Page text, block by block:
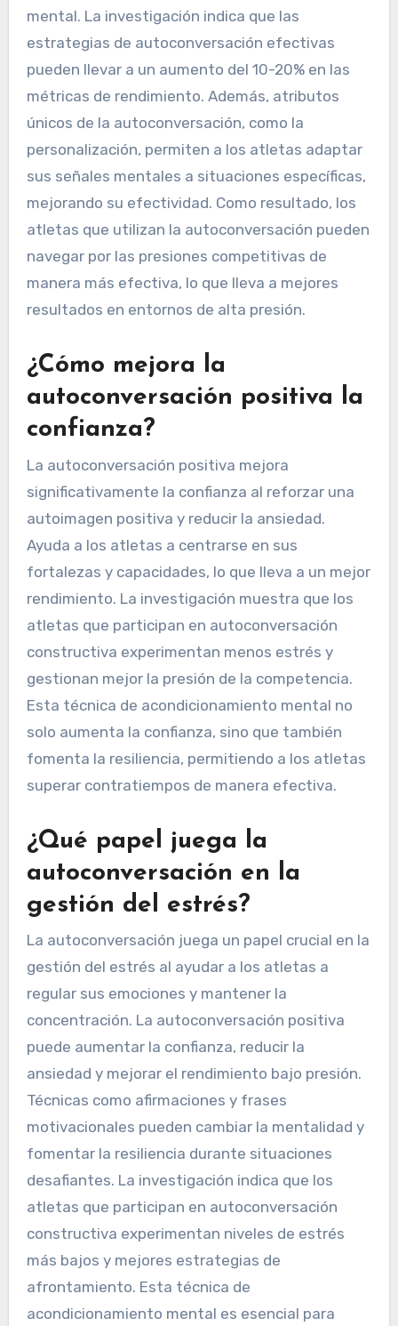
mental. La investigación indica que las
estrategias de autoconversación efectivas
pueden llevar a un aumento del 10-20% en las
métricas de rendimiento. Además, atributos
únicos de la autoconversación, como la
personalización, permiten a los atletas adaptar
sus señales mentales a situaciones específicas,
mejorando su efectividad. Como resultado, los
atletas que utilizan la autoconversación pueden
navegar por las presiones competitivas de
manera más efectiva, lo que lleva a mejores
resultados en entornos de alta presión.
¿Cómo mejora la
autoconversación positiva la
confianza?
La autoconversación positiva mejora
significativamente la confianza al reforzar una
autoimagen positiva y reducir la ansiedad.
Ayuda a los atletas a centrarse en sus
fortalezas y capacidades, lo que lleva a un mejor
rendimiento. La investigación muestra que los
atletas que participan en autoconversación
constructiva experimentan menos estrés y
gestionan mejor la presión de la competencia.
Esta técnica de acondicionamiento mental no
solo aumenta la confianza, sino que también
fomenta la resiliencia, permitiendo a los atletas
superar contratiempos de manera efectiva.
¿Qué papel juega la
autoconversación en la
gestión del estrés?
La autoconversación juega un papel crucial en la
gestión del estrés al ayudar a los atletas a
regular sus emociones y mantener la
concentración. La autoconversación positiva
puede aumentar la confianza, reducir la
ansiedad y mejorar el rendimiento bajo presión.
Técnicas como afirmaciones y frases
motivacionales pueden cambiar la mentalidad y
fomentar la resiliencia durante situaciones
desafiantes. La investigación indica que los
atletas que participan en autoconversación
constructiva experimentan niveles de estrés
más bajos y mejores estrategias de
afrontamiento. Esta técnica de
acondicionamiento mental es esencial para